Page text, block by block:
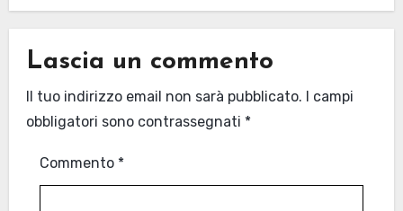
Lascia un commento
Il tuo indirizzo email non sarà pubblicato. I campi
obbligatori sono contrassegnati *
Commento *